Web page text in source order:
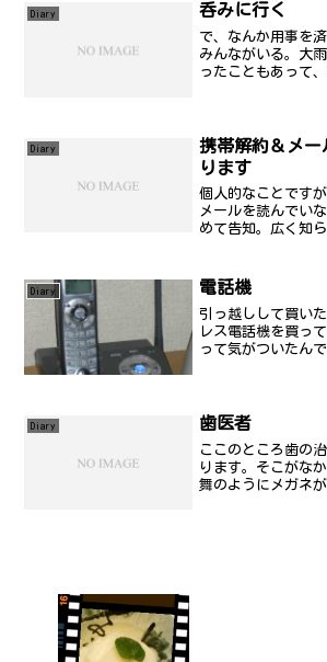
Diary 呑みに行く
で、なんか用事を
みんながいる。大
ったこともあって
Diary
携帯解約＆メ
ります
個人的なことです
メールを読んでい
めて告知。広く知
す。全てエラーメ
処理...
Diary 電話機
引っ越しして買い
レス電話機を買っ
って気がついたん
だけど。実際、使
Diary 歯医者
ここのところ歯の
ります。そこがな
舞のようにメガネ